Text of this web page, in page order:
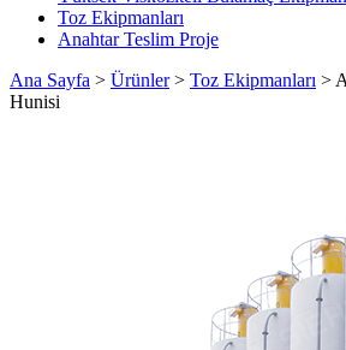
Toz Ekipmanları
Anahtar Teslim Proje
Ana Sayfa > Ürünler> Toz Ekipmanları >
Hunisi